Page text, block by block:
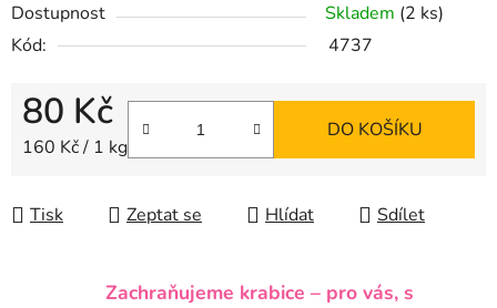
Dostupnost Skladem (2 ks)
Kód:
4737
80 Kč
Měrná cena:
160 Kč / 1 kg
DO KOŠÍKU
Tisk Zeptat se Hlídat Sdílet
Zachraňujeme krabice – pro vás, s